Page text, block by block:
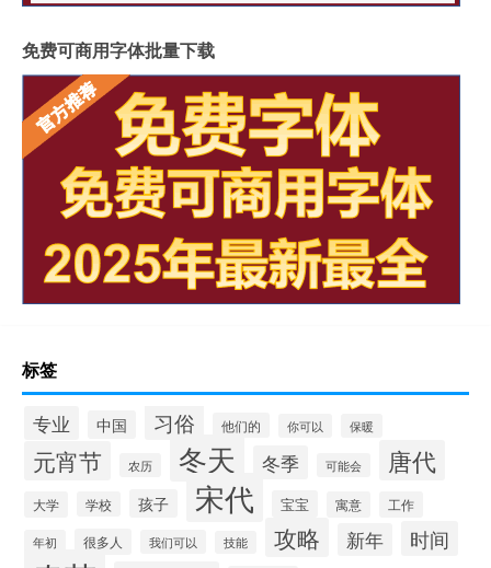
免费可商用字体批量下载
标签
专业 中国 习俗 他们的 你可以 保暖
元宵节 农历 冬天 冬季 可能会 唐代
大学 学校 孩子 宋代 宝宝 寓意 工作
年初 很多人 我们可以 技能 攻略 新年 时间